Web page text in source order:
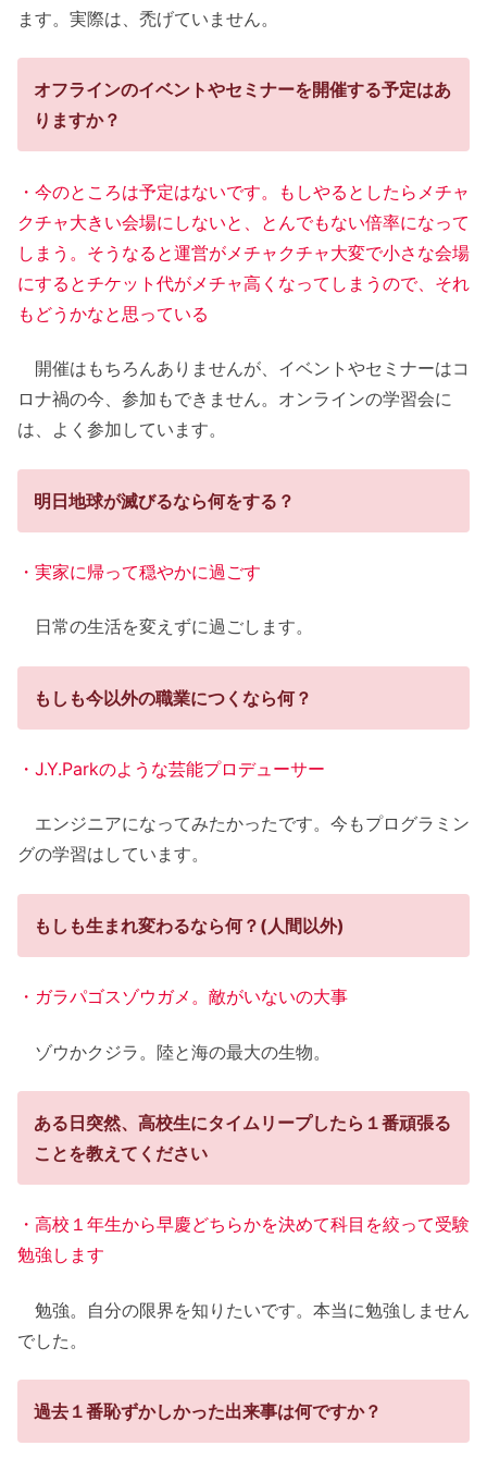
ます。実際は、禿げていません。
オフラインのイベントやセミナーを開催する予定はあ
りますか？
・今のところは予定はないです。もしやるとしたらメチャ
クチャ大きい会場にしないと、とんでもない倍率になって
しまう。そうなると運営がメチャクチャ大変で小さな会場
にするとチケット代がメチャ高くなってしまうので、それ
もどうかなと思っている
開催はもちろんありませんが、イベントやセミナーはコ
ロナ禍の今、参加もできません。オンラインの学習会に
は、よく参加しています。
明日地球が滅びるなら何をする？
・実家に帰って穏やかに過ごす
日常の生活を変えずに過ごします。
もしも今以外の職業につくなら何？
・J.Y.Parkのような芸能プロデューサー
エンジニアになってみたかったです。今もプログラミン
グの学習はしています。
もしも生まれ変わるなら何？(人間以外)
・ガラパゴスゾウガメ。敵がいないの大事
ゾウかクジラ。陸と海の最大の生物。
ある日突然、高校生にタイムリープしたら１番頑張る
ことを教えてください
・高校１年生から早慶どちらかを決めて科目を絞って受験
勉強します
勉強。自分の限界を知りたいです。本当に勉強しません
でした。
過去１番恥ずかしかった出来事は何ですか？